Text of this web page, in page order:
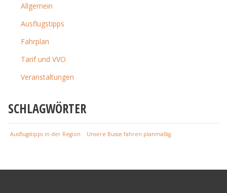
Allgemein
Ausflugstipps
Fahrplan
Tarif und VVO
Veranstaltungen
SCHLAGWÖRTER
Ausflugstipps in der Region Unsere Busse fahren planmäßig.